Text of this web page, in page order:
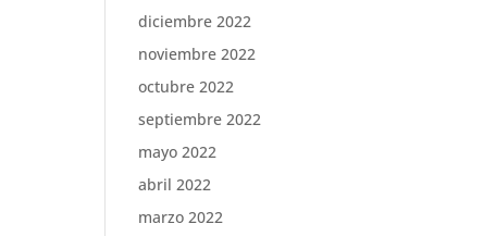
diciembre 2022
noviembre 2022
octubre 2022
septiembre 2022
mayo 2022
abril 2022
marzo 2022